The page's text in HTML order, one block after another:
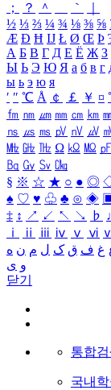
；
？ ＾ ｀
½ ⅓ ⅔ ¼ ¾ ⅛ ⅜ ⅝
Æ Ð Ħ Ĳ Ł Ø Œ Þ
А Б В Г Д Е Ё Ж З
Ы Ь Э Ю Я а б в г
ы ь э ю я
′ ″ ℃ Å ￠ ￡ ￥ ¤
㎙ ㎚ ㎛ ㎜ ㎝ ㎞
㎱ ㎲ ㎳ ㎴ ㎵ ㎶
㎒ ㎓ ㎔ Ω ㏀ ㏁ ㎊
㏃ ㏉ ㏜ ㏆
§ ※ ☆ ★ ○ ● ◎
♠ ♡ ♥ ♧ ♣ ⊙ ◈
‡ ↕ ↗ ↙ ↖ ↘ ♭
ⅰ
ⅱ ⅲ ⅳ ⅴ ⅵ
غ ف ق ک ل م ن ه
و ی
닫기
통합검
국내